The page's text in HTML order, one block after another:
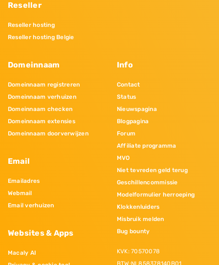
Reseller
Reseller hosting
Reseller hosting Belgie
Domeinnaam
Domeinnaam registreren
Domeinnaam verhuizen
Domeinnaam checken
Domeinnaam extensies
Domeinnaam doorverwijzen
Email
Emailadres
Webmail
Email verhuizen
Websites & Apps
Macaly AI
Info
Contact
Status
Nieuwspagina
Blogpagina
Forum
Affiliate programma
MVO
Niet tevreden geld terug
Geschillencommissie
Modelformulier herroeping
Klokkenluiders
Misbruik melden
Bug bounty
KVK: 70570078